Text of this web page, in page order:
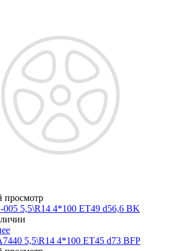
просмотр
5,5\R14 4*100 ET49 d56,6 BK